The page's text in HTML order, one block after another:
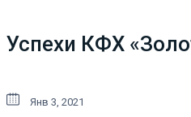
Успехи КФХ
Янв 3, 2021